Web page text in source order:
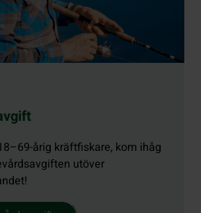
årig kräftfiskare, kom ihåg
utöver